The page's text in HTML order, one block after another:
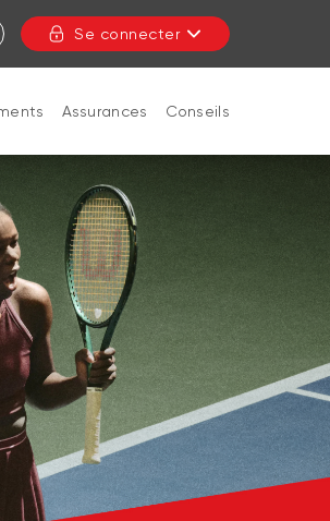
Se connecter
Assurances Conseils